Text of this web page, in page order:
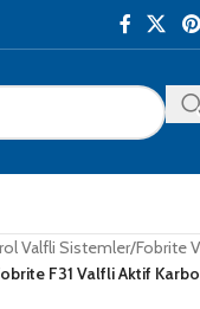
Valfli Sistemler/Fobrite
F31 Valfli Aktif